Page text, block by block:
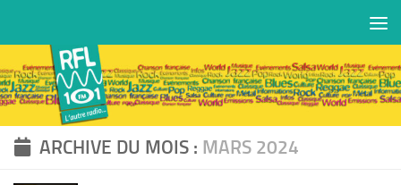
ARCHIVE DU MOIS : MARS 2024